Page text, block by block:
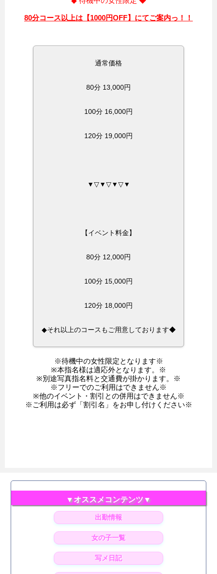
80分コース以上は【1000円OFF】にてご案内っ！！
通常価格
80分 13,000円
100分 16,000円
120分 19,000円
▼▽▼▽▼▽▼
【イベント料金】
80分 12,000円
100分 15,000円
120分 18,000円
◆それ以上のコースもご用意しております◆
※待機中の女性限定となります※
※本指名様は適応外となります。※
※別途写真指名料と交通費が掛かります。※
※フリーでのご利用はできません※
※他のイベント・割引との併用はできません※
※ご利用は必ず「割引名」をお申し付けください※
▼オススメコンテンツ▼
出勤情報
女の子一覧
写メ日記